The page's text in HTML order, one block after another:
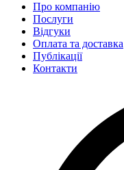
Про компанію
Послуги
Відгуки
Оплата та доставка
Публікації
Контакти